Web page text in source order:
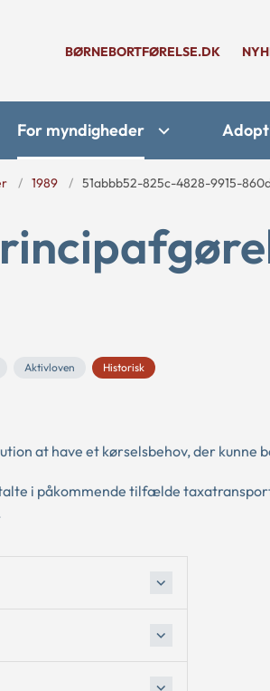
BØRNEBORTFØRELSE.DK
For myndigheder
1989 51abbb52-825c-4828-9915-
Aktivloven Historisk
at have et kørselsbehov, der kunne
i påkommende tilfælde